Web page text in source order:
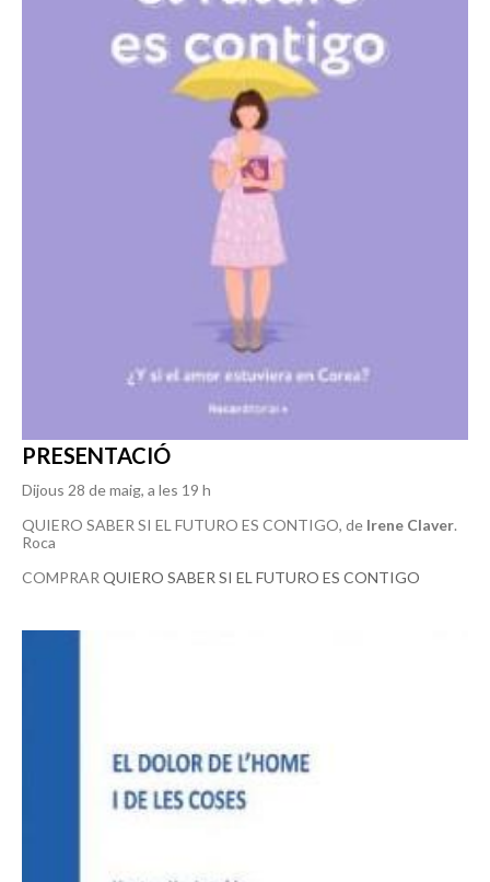
PRESENTACIÓ
Dijous 28 de maig, a les 19 h
QUIERO SABER SI EL FUTURO ES CONTIGO, de Irene Claver.
Roca
COMPRAR QUIERO SABER SI EL FUTURO ES CONTIGO